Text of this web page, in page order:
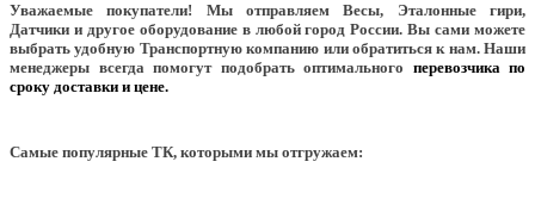
Уважаемые покупатели! Мы отправляем Весы, Эталонные гири,
Датчики и другое оборудование в любой город России. Вы сами можете
выбрать удобную Транспортную компанию или обратиться к нам. Наши
менеджеры всегда помогут подобрать оптимального перевозчика по
сроку доставки и цене.
Самые популярные ТК, которыми мы отгружаем: